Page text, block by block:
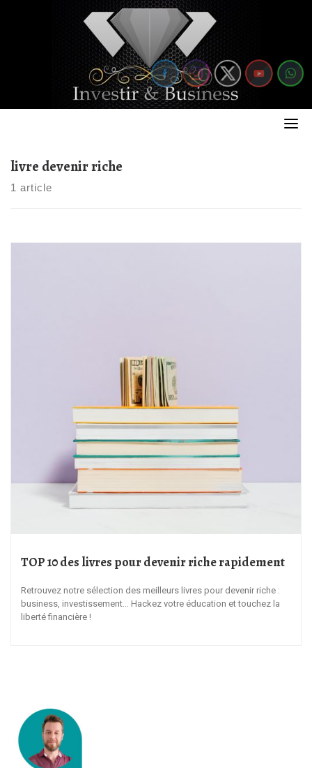
livre devenir riche
1 article
TOP 10 des livres pour devenir riche rapidement
Retrouvez notre sélection des meilleurs livres pour devenir riche :
business, investissement… Hackez votre éducation et touchez la
liberté financière !